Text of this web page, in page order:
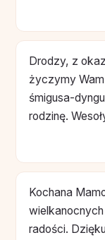
Drodzy, z
życzymy
śmigusa-
rodzinę.
Kochana
radości.